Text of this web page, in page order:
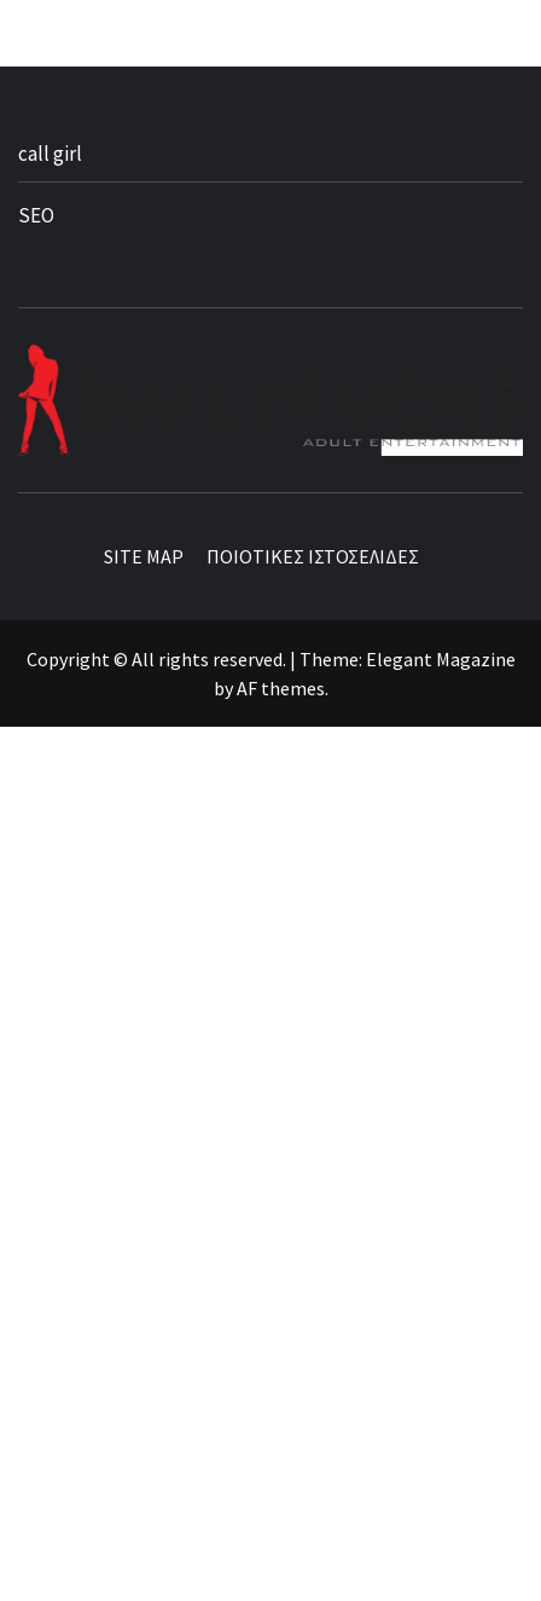
call girl
SEO
SITE MAP ΠΟΙΟΤΙΚΕΣ ΙΣΤΟΣΕΛΙΔΕΣ
Copyright © All rights reserved. | Theme: Elegant Magazine
byAF themes.